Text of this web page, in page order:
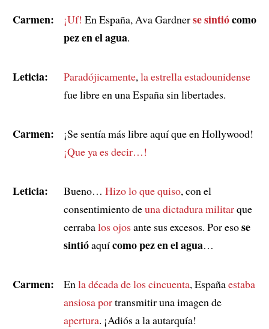
Carmen: ¡Uf! En España, Ava Gardnerse sintiócomo
pez en el agua.
Leticia: Paradójicamente, la estrella estadounidense
fue libre en una España sin libertades.
Carmen:
¡Se sentía más libre aquí que en Hollywood!
¡Que ya es decir…!
Leticia: Bueno… Hizo lo que quiso, con el
consentimiento deuna dictadura militarque
cerrabalos ojosante sus excesos. Por esose
sintióaquícomo pez en el agua…
Carmen: En la década de los cincuenta, Españaestaba
ansiosa portransmitir una imagen de
apertura. ¡Adiós a la autarquía!